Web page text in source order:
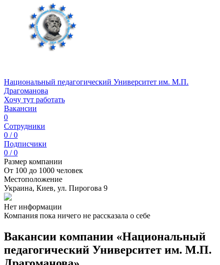
Национальный педагогический Университет им. М.П.
Драгоманова
Хочу тут работать
Вакансии
0
Сотрудники
0 / 0
Подписчики
0 / 0
Размер компании
От 100 до 1000 человек
Местоположение
Украина, Киев, ул. Пирогова 9
Нет информации
Компания пока ничего не рассказала о себе
Вакансии компании «Национальный
педагогический Университет им. М.П.